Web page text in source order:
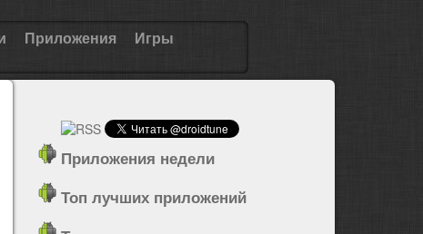
Приложения Игры
Приложения недели
Топ лучших приложений